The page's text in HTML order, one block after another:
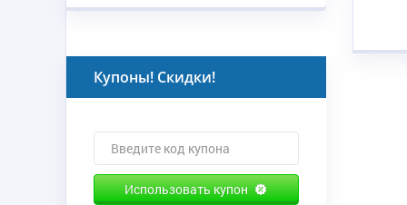
Купоны! Скидки!
Использовать купон